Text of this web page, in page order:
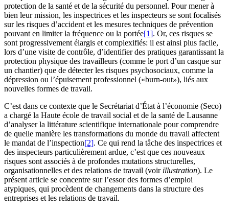
protection de la santé et de la sécurité du personnel. Pour mener à
bien leur mission, les inspectrices et les inspecteurs se sont focalisés
sur les risques d’accident et les mesures techniques de prévention
pouvant en limiter la fréquence ou la portée[1]. Or, ces risques se
sont progressivement élargis et complexifiés: il est ainsi plus facile,
lors d’une visite de contrôle, d’identifier des pratiques garantissant la
protection physique des travailleurs (comme le port d’un casque sur
un chantier) que de détecter les risques psychosociaux, comme la
dépression ou l’épuisement professionnel («burn-out»), liés aux
nouvelles formes de travail.
C’est dans ce contexte que le Secrétariat d’État à l’économie (Seco)
a chargé la Haute école de travail social et de la santé de Lausanne
d’analyser la littérature scientifique internationale pour comprendre
de quelle manière les transformations du monde du travail affectent
le mandat de l’inspection[2]. Ce qui rend la tâche des inspectrices et
des inspecteurs particulièrement ardue, c’est que ces nouveaux
risques sont associés à de profondes mutations structurelles,
organisationnelles et des relations de travail (voir illustration). Le
présent article se concentre sur l’essor des formes d’emploi
atypiques, qui procèdent de changements dans la structure des
entreprises et les relations de travail.